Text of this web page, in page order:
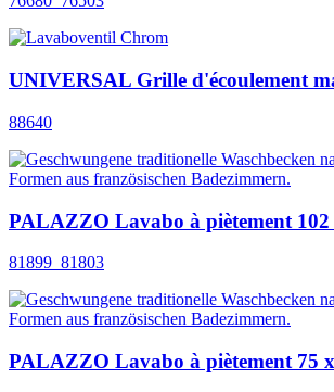
UNIVERSAL Grille d'écoulement
88640
PALAZZO Lavabo à piètement 102
81899_81803
PALAZZO Lavabo à piètement 75